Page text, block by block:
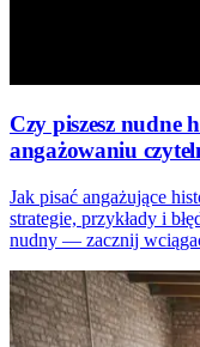
Czy piszesz nudne
angażowaniu
Jak pisać angażujące
strategie, przykłady i
nudny — zacznij